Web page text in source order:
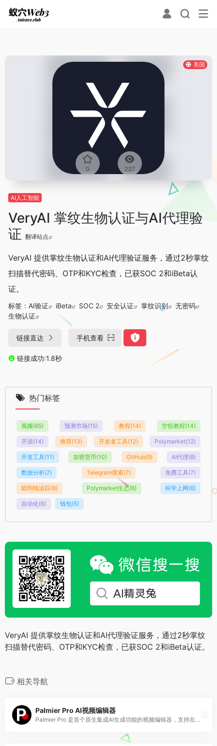
美国
0 237
AI人工智能
VeryAI 掌纹生物认证与AI代理验
证 翻译站点
VeryAI 提供掌纹生物认证和AI代理验证服务，通过2秒掌纹
扫描替代密码、OTP和KYC检查，已获SOC 2和iBeta认
证。
标签： AI验证 iBeta SOC 2 安全认证 掌纹识别
无密码
生物认证
链接直达 手机查看
链接成功:1.8秒
热门标签
视频(65) 预测市场(15) 教程(14) 空投教程(14)
开源(14) 推荐(13) 开发者工具(12) Polymarket(12)
开发工具(11) 加密货币(10) GitHub(9) AI代理(8)
数据分析(7) Telegram搜索(7) 免费工具(7)
聪明钱追踪(6) Polymarket生态(6) 科学上网(6)
自动化(6) 钱包(5)
VeryAI 提供掌纹生物认证和AI代理验证服务，通过2秒掌纹
扫描替代密码、OTP和KYC检查，已获SOC 2和iBeta认证。
相关导航
Palmier Pro AI视频编辑器
Palmier Pro 是首个原生集成AI生成功能的视频编辑器，支持在时间线上直接生成、编辑和导出专业级AI视频，无需切换工具。